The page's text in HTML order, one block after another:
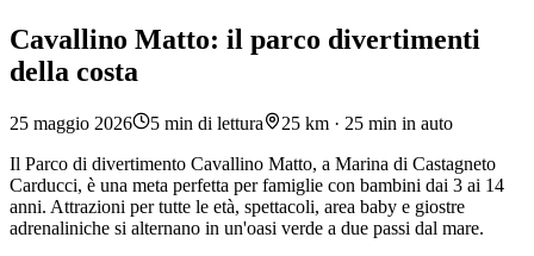
Cavallino Matto: il parco divertimenti
della costa
25 maggio 2026 5 min di lettura
25 km · 25 min in auto
Il Parco di divertimento Cavallino Matto, a Marina di Castagneto
Carducci, è una meta perfetta per famiglie con bambini dai 3 ai 14
anni. Attrazioni per tutte le età, spettacoli, area baby e giostre
adrenaliniche si alternano in un'oasi verde a due passi dal mare.